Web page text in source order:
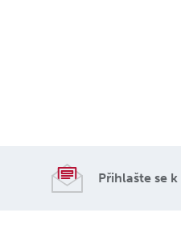
Přihlašte se k